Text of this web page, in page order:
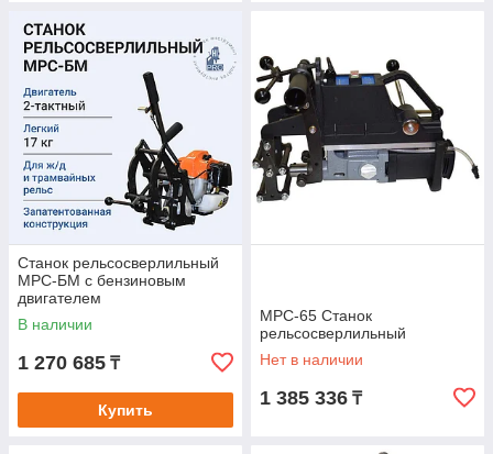
Станок рельсосверлильный
МРС-БМ с бензиновым
двигателем
В наличии
1 270 685 ₸
Купить
МРС-65 Станок
рельсосверлильный
Нет в наличии
1 385 336 ₸